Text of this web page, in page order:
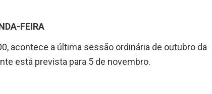
FEIRA
acontece a última sessão ordinária de outubro da
está prevista para 5 de novembro.